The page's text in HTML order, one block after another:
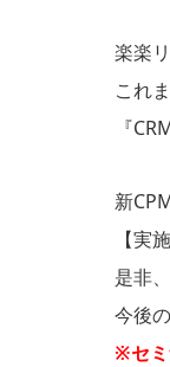
楽楽
これ
『
新
【実
是非
今後
※セミ